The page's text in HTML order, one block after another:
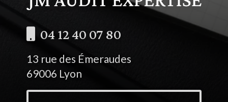
04 12 40 07 80
13 rue des Émeraudes
69006 Lyon